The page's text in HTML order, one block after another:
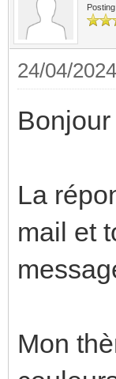
24/04/
La
mail et
Mon